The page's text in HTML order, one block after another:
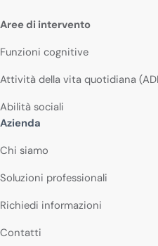
Aree di intervento
Funzioni cognitive
Attività della vita quotidiana
Abilità sociali
Azienda
Chi siamo
Soluzioni professionali
Richiedi informazioni
Contatti